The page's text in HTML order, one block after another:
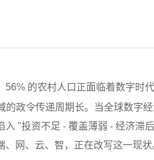
56% 的农村人口正面临着数字
的政令传递周期长。当全球数字
入 "投资不足 - 覆盖薄弱 - 经济滞
网、云、智，正在改写这一现状